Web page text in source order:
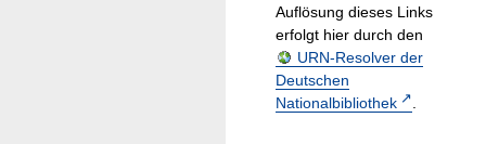
Auflösung dieses Links
erfolgt hier durch den
URN-Resolver der
Deutschen
Nationalbibliothek
.